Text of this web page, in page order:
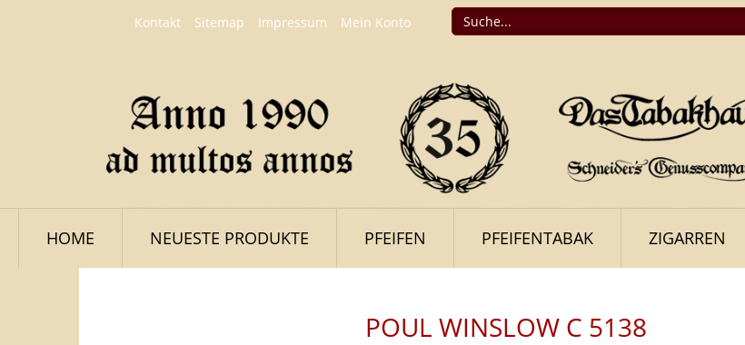
Kontakt Sitemap Impressum Mein Konto
HOME NEUESTE PRODUKTE PFEIFEN PFEIFENTABAK ZIGARREN
POUL WINSLOW C 5138